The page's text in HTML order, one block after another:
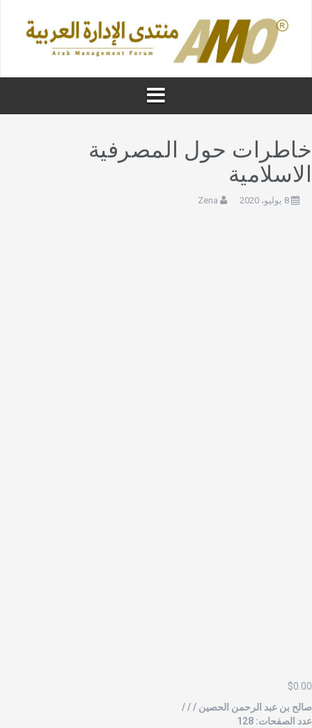
حول المصرفية
8 يوليو، 2020 Zena
$
بن عبد الرحمن الحصين / / /
الصفحات: 128